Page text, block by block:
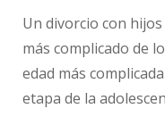
Un divorcio con
más complicado de
edad más
etapa de la